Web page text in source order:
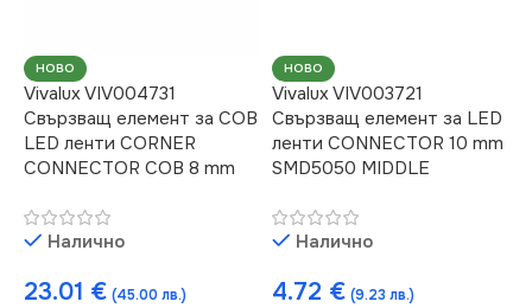
НОВО
Vivalux VIV004731
Свързващ елемент за COB
LED ленти CORNER
CONNECTOR COB 8 mm
Налично
23.01 € (45.00 лв.)
НОВО
Vivalux VIV003721
Свързващ елемент за LED
ленти CONNECTOR 10 mm
SMD5050 MIDDLE
Налично
4.72 € (9.23 лв.)